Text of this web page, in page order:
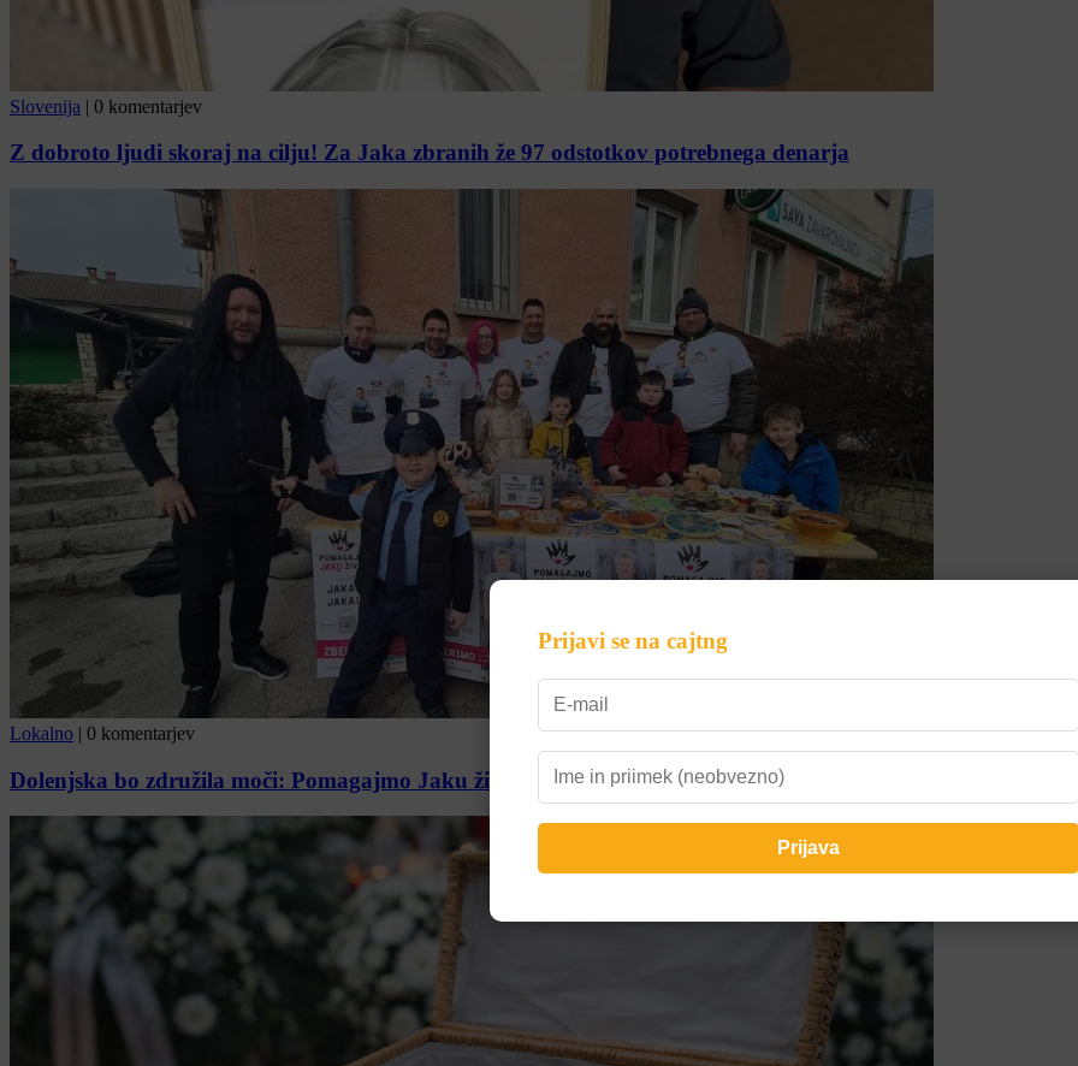
Slovenija | 0 komentarjev
Z dobroto ljudi skoraj na cilju! Za Jaka zbranih že 97 odstotkov potrebnega denarja
Lokalno | 0 komentarjev
Dolenjska bo združila moči: Pomagajmo Jaku živeti
Prijavi se na cajtng